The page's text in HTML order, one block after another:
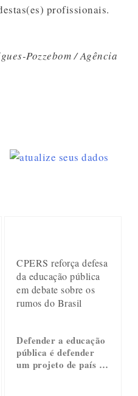
profissionais.
Pozzebom / Agência
CPERS reforça defesa
da educação pública
em debate sobre os
rumos do Brasil
Defender a educação
pública é defender
um projeto de país …